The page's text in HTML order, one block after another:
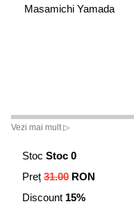
Masamichi Yamada
Vezi mai mult ▷
Stoc Stoc 0
Preț 31.00 RON
Discount 15%